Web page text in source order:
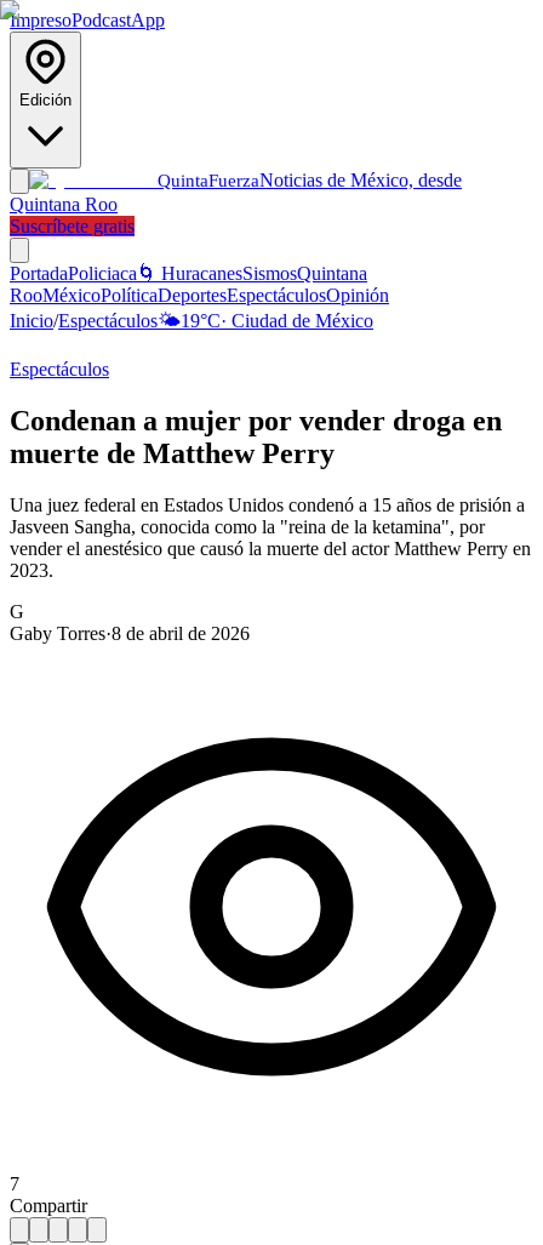
ImpresoPodcastApp
Edición
QuintaFuerzaNoticias de México, desde
Quintana Roo
Suscríbete gratis
PortadaPoliciaca 🌀 HuracanesSismosQuintana
RooMéxicoPolíticaDeportesEspectáculosOpinión
Inicio/Espectáculos🌤️19°C· Ciudad de México
Espectáculos
Condenan a mujer por vender droga en
muerte de Matthew Perry
Una juez federal en Estados Unidos condenó a 15 años de prisión a
Jasveen Sangha, conocida como la "reina de la ketamina", por
vender el anestésico que causó la muerte del actor Matthew Perry en
2023.
G
Gaby Torres·8 de abril de 2026
7
Compartir